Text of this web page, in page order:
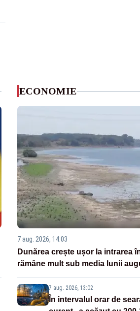
ECONOMIE
7 aug. 2026, 14:03
Dunărea crește ușor la intrarea
rămâne mult sub media lunii
7 aug. 2026, 13:02
În intervalul orar de